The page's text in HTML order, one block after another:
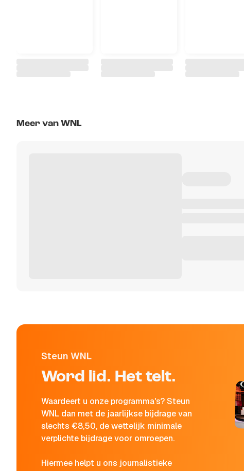
Meer van WNL
Steun WNL
Word lid. Het telt.
Waardeert u onze programma's? Steun
WNL dan met de jaarlijkse bijdrage van
slechts €8,50, de wettelijk minimale
verplichte bijdrage voor omroepen.
Hiermee helpt u ons journalistieke